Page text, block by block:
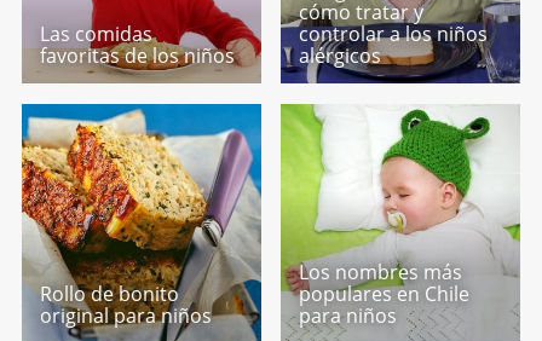
Las comidas
favoritas de los niños
cómo tratar y
controlar a los niños
alérgicos
Rollo de bonito
original para niños
Los nombres más
populares en Chile
para niños